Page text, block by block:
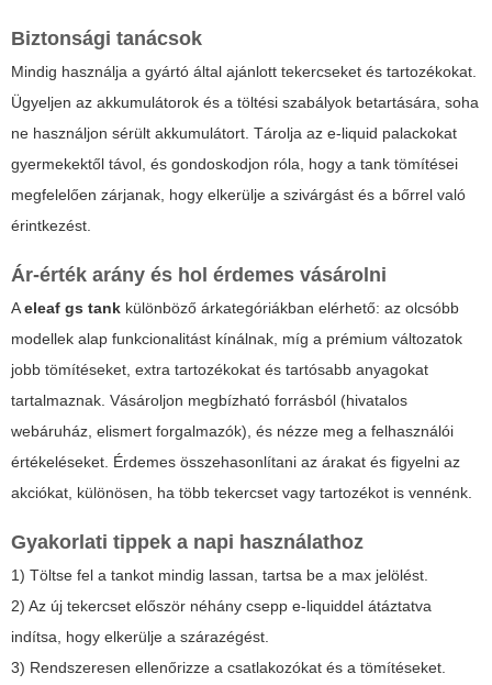
Biztonsági tanácsok
Mindig használja a gyártó által ajánlott tekercseket és tartozékokat.
Ügyeljen az akkumulátorok és a töltési szabályok betartására, soha
ne használjon sérült akkumulátort. Tárolja az e-liquid palackokat
gyermekektől távol, és gondoskodjon róla, hogy a tank tömítései
megfelelően zárjanak, hogy elkerülje a szivárgást és a bőrrel való
érintkezést.
Ár-érték arány és hol érdemes vásárolni
Aeleaf gs tank különböző árkategóriákban elérhető: az olcsóbb
modellek alap funkcionalitást kínálnak, míg a prémium változatok
jobb tömítéseket, extra tartozékokat és tartósabb anyagokat
tartalmaznak. Vásároljon megbízható forrásból (hivatalos
webáruház, elismert forgalmazók), és nézze meg a felhasználói
értékeléseket. Érdemes összehasonlítani az árakat és figyelni az
akciókat, különösen, ha több tekercset vagy tartozékot is vennénk.
Gyakorlati tippek a napi használathoz
1) Töltse fel a tankot mindig lassan, tartsa be a max jelölést.
2) Az új tekercset először néhány csepp e-liquiddel átáztatva
indítsa, hogy elkerülje a szárazégést.
3) Rendszeresen ellenőrizze a csatlakozókat és a tömítéseket.